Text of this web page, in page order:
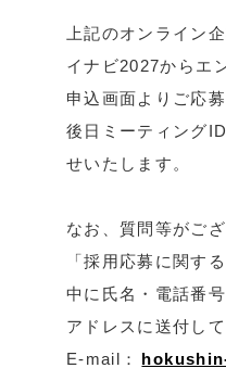
上記のオンライン
イナビ2027からエ
申込画面よりご応募
後日ミーティング
せいたします。
なお、質問等がご
「採用応募に関す
中に氏名・電話番
アドレスに送付して
E-mail：